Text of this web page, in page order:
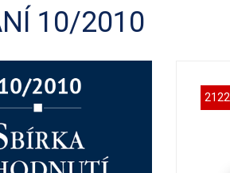
10/2010